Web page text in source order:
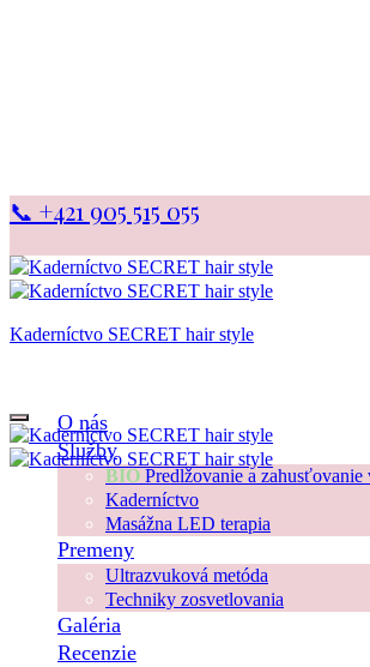
📞 +421 905 515 055
Kaderníctvo SECRET hair style
O nás
Služby
BIO Predlžovanie a zahusťovanie
Kaderníctvo
Masážna LED terapia
Premeny
Ultrazvuková metóda
Techniky zosvetlovania
Galéria
Recenzie